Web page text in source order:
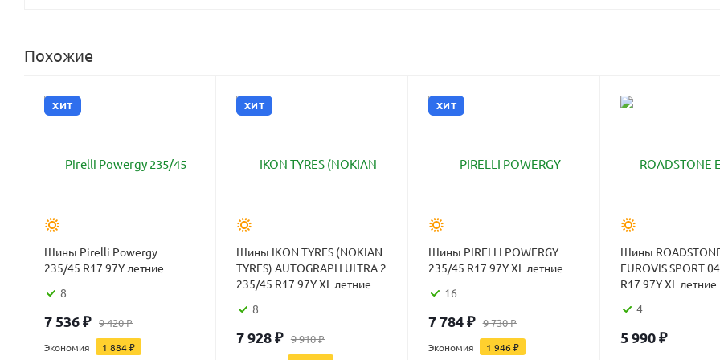
Похожие
ХИТ
Шины Pirelli Powergy
235/45 R17 97Y летние
8
7 536₽ 9 420₽
Экономия 1 884₽
ХИТ
Шины IKON TYRES (NOKIAN
TYRES) AUTOGRAPH ULTRA 2
235/45 R17 97Y XL летние
8
7 928₽ 9 910₽
ХИТ
Шины PIRELLI POWERGY
235/45 R17 97Y XL летние
16
7 784₽ 9 730₽
Экономия 1 946₽
Шины
EUROVIS SPORT
R17 97Y XL летние
4
5 990₽